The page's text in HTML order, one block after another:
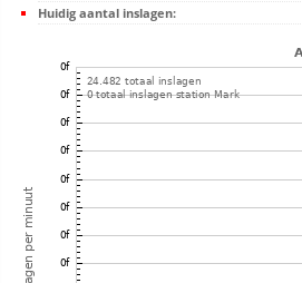
Huidig aantal inslagen: